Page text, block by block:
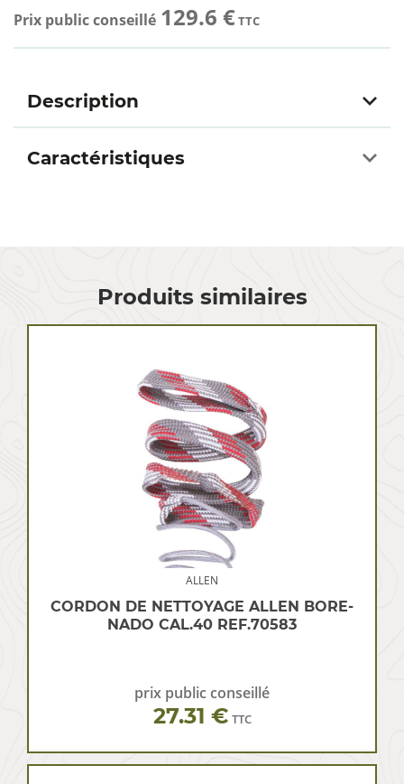
Prix public conseillé 129.6 €TTC
Description
Caractéristiques
Produits similaires
ALLEN
CORDON DE NETTOYAGE ALLEN BORE-
NADO CAL.40 REF.70583
prix public conseillé
27.31 € TTC